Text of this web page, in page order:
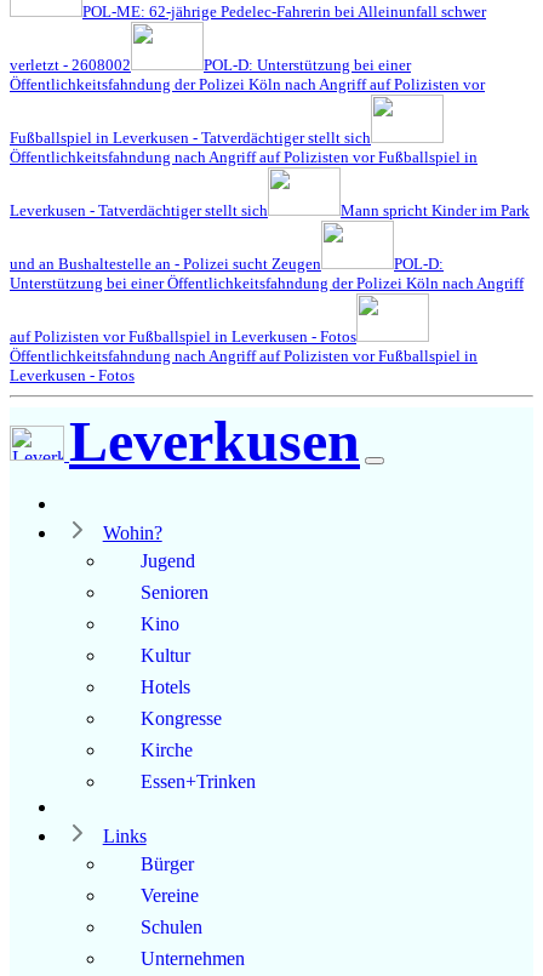
POL-ME: 62-jährige Pedelec-Fahrerin bei Alleinunfall schwer
verletzt - 2608002
POL-D: Unterstützung bei einer
Öffentlichkeitsfahndung der Polizei Köln nach Angriff auf Polizisten vor
Fußballspiel in Leverkusen - Tatverdächtiger stellt sich
Öffentlichkeitsfahndung nach Angriff auf Polizisten vor Fußballspiel in
Leverkusen - Tatverdächtiger stellt sich Mann spricht Kinder im Park
und an Bushaltestelle an - Polizei sucht Zeugen
POL-D:
Unterstützung bei einer Öffentlichkeitsfahndung der Polizei Köln nach Angriff
auf Polizisten vor Fußballspiel in Leverkusen - Fotos
Öffentlichkeitsfahndung nach Angriff auf Polizisten vor Fußballspiel in
Leverkusen - Fotos
Leverkusen
Wohin?
Jugend
Senioren
Kino
Kultur
Hotels
Kongresse
Kirche
Essen+Trinken
Links
Bürger
Vereine
Schulen
Unternehmen